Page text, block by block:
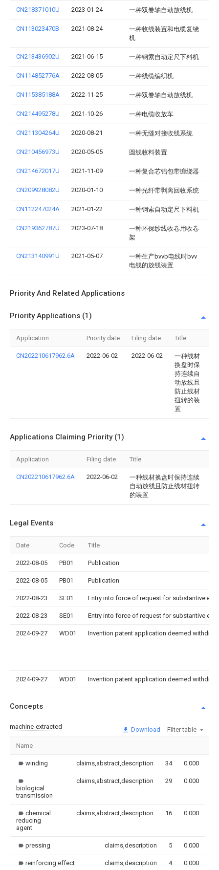
CN218371010U 2023-01-24 一种双卷轴自动放线机
CN113023470B 2021-08-24
一种收线装置和电缆复绕
机
CN213436902U 2021-06-15 一种钢索自动定尺下料机
CN114852776A 2022-08-05 一种线缆编织机
CN115385188A 2022-11-25 一种双卷轴自动放线机
CN214495278U 2021-10-26 一种电缆收放车
CN211304264U 2020-08-21 一种无缝对接收线系统
CN210456973U 2020-05-05 圆线收料装置
CN214672017U 2021-11-09 一种复合芯铝包带缠绕器
CN209928082U 2020-01-10 一种光纤带剥离回收系统
CN112247024A 2021-01-22 一种钢索自动定尺下料机
CN219362787U 2023-07-18
一种环保纱线收卷用收卷
架
CN213140991U 2021-05-07
一种生产bvvb电线时bvv
电线的放线装置
Priority And Related Applications
Priority Applications (1)
Application Priority date Filing date Title
CN202210617962.6A 2022-06-02 2022-06-02
一种线材
换盘时保
持连续自
动放线且
防止线材
扭转的装
置
Applications Claiming Priority (1)
Application Filing date Title
CN202210617962.6A 2022-06-02
一种线材换盘时保持连续
自动放线且防止线材扭转
的装置
Legal Events
Date Code Title
2022-08-05 PB01 Publication
2022-08-05 PB01 Publication
2022-08-23 SE01 Entry into force of request for substantive
2022-08-23 SE01 Entry into force of request for substantive
2024-09-27 WD01 Invention patent application deemed
2024-09-27 WD01 Invention patent application deemed
Concepts
machine-extracted Download Filter table
Name
winding claims,abstract,description 34 0.000
biological
transmission
claims,abstract,description 29 0.000
chemical
reducing
agent
claims,abstract,description 16 0.000
pressing claims,description 5 0.000
reinforcing effect claims,description 4 0.000